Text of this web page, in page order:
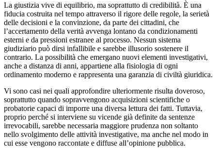
La giustizia vive di equilibrio, ma soprattutto di credibilità. È una
fiducia costruita nel tempo attraverso il rigore delle regole, la serietà
delle decisioni e la convinzione, da parte dei cittadini, che
l’accertamento della verità avvenga lontano da condizionamenti
esterni e da pressioni estranee al processo. Nessun sistema
giudiziario può dirsi infallibile e sarebbe illusorio sostenere il
contrario. La possibilità che emergano nuovi elementi investigativi,
anche a distanza di anni, appartiene alla fisiologia di ogni
ordinamento moderno e rappresenta una garanzia di civiltà giuridica.
Vi sono casi nei quali approfondire ulteriormente risulta doveroso,
soprattutto quando sopravvengono acquisizioni scientifiche o
probatorie capaci di imporre una diversa lettura dei fatti. Tuttavia,
proprio perché si interviene su vicende già definite da sentenze
irrevocabili, sarebbe necessaria maggiore prudenza non soltanto
nello svolgimento delle attività investigative, ma anche nel modo in
cui esse vengono raccontate e diffuse all’opinione pubblica.